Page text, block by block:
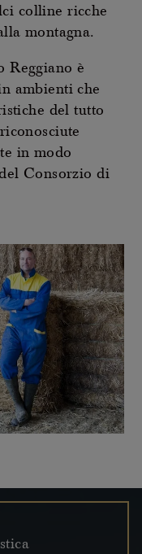
colline ricche
montagna.
Reggiano è
ambienti che
del tutto
in modo
Consorzio di